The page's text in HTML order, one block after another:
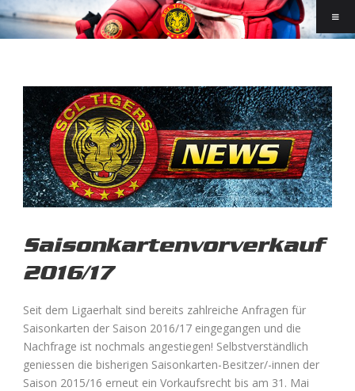
Saisonkartenvorverkauf
2016/17
Seit dem Ligaerhalt sind bereits zahlreiche Anfragen für
Saisonkarten der Saison 2016/17 eingegangen und die
Nachfrage ist nochmals angestiegen! Selbstverständlich
geniessen die bisherigen Saisonkarten-Besitzer/-innen der
Saison 2015/16 erneut ein Vorkaufsrecht bis am 31. Mai